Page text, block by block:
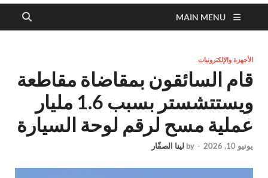
الأخبار
والتقارير
من
MAIN MENU
الأجهزة والإلكترونيات
قام السائقون بمقاضاة مقاطعة
ويستتشستر بسبب 1.6 مليار
عملية مسح لرقم لوحة السيارة
يونيو 10, 2026 -
by لينا الصقّار